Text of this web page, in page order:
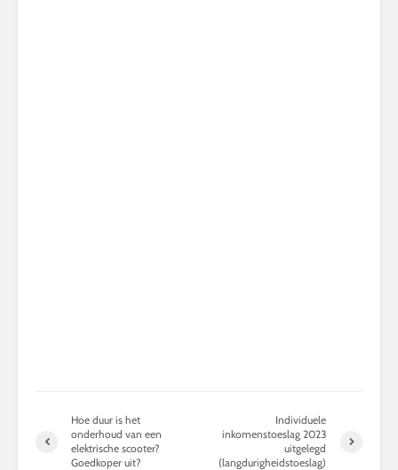
Hoe duur is het
onderhoud van een
elektrische scooter?
Goedkoper uit?
Individuele
inkomenstoeslag 2023
uitgelegd
(langdurigheidstoeslag)